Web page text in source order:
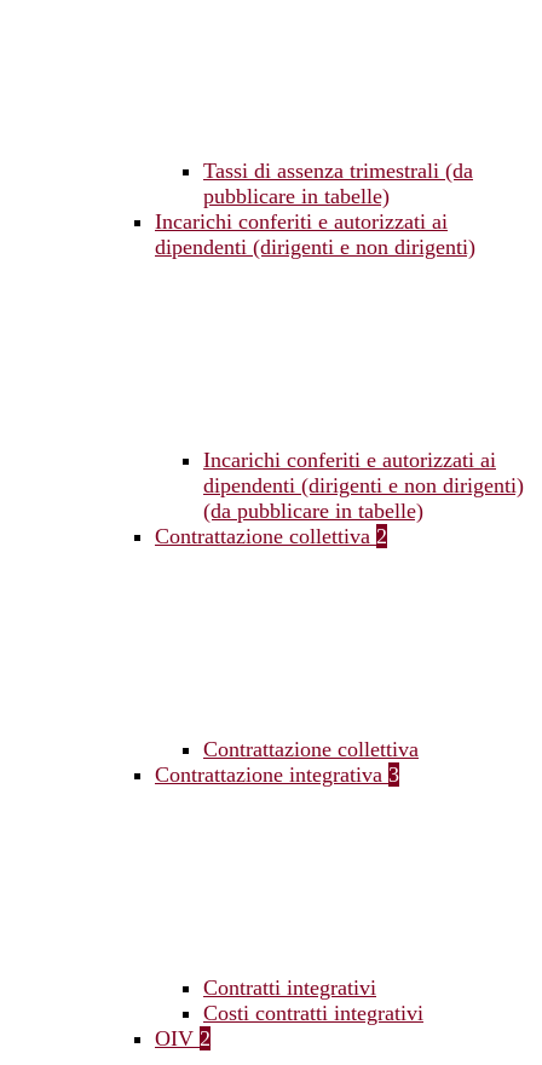
Tassi di assenza trimestrali (da
pubblicare in tabelle)
Incarichi conferiti e autorizzati ai
dipendenti (dirigenti e non dirigenti)
Incarichi conferiti e autorizzati ai
dipendenti (dirigenti e non dirigenti)
(da pubblicare in tabelle)
Contrattazione collettiva 2
Contrattazione collettiva
Contrattazione integrativa 3
Contratti integrativi
Costi contratti integrativi
OIV 2